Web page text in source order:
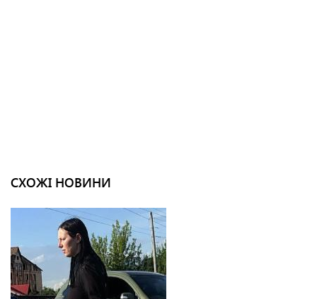
СХОЖІ НОВИНИ